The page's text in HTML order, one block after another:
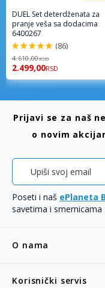
DUEL Set deterdženata za
pranje veša sa dodacima
6400267
98%
(86)
4.610,00RSD
2.499,00RSD
O nama
Korisnički servis
Prijavi se za naš
o novim
Poseti i naš ePlaneta
savetima i smernicama